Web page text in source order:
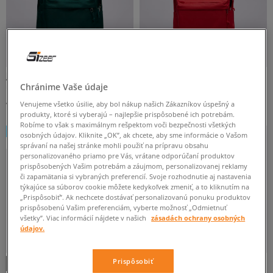
ONE
unisex
40 € 40 €
NEW
LEN ONLINE
NEW
Chránime Vaše údaje
Venujeme všetko úsilie, aby bol nákup našich Zákazníkov úspešný a
produkty, ktoré si vyberajú – najlepšie prispôsobené ich potrebám.
Robíme to však s maximálnym rešpektom voči bezpečnosti všetkých
osobných údajov. Kliknite „OK”, ak chcete, aby sme informácie o Vašom
správaní na našej stránke mohli použiť na prípravu obsahu
personalizovaného priamo pre Vás, vrátane odporúčaní produktov
prispôsobených Vašim potrebám a záujmom, personalizovanej reklamy
či zapamätania si vybraných preferencií. Svoje rozhodnutie aj nastavenia
týkajúce sa súborov cookie môžete kedykoľvek zmeniť, a to kliknutím na
„Prispôsobiť”. Ak nechcete dostávať personalizovanú ponuku produktov
prispôsobenú Vašim preferenciám, vyberte možnosť „Odmietnuť
všetky”. Viac informácií nájdete v našich
zásadách ochrany osobných
údajov.
Prispôsobiť